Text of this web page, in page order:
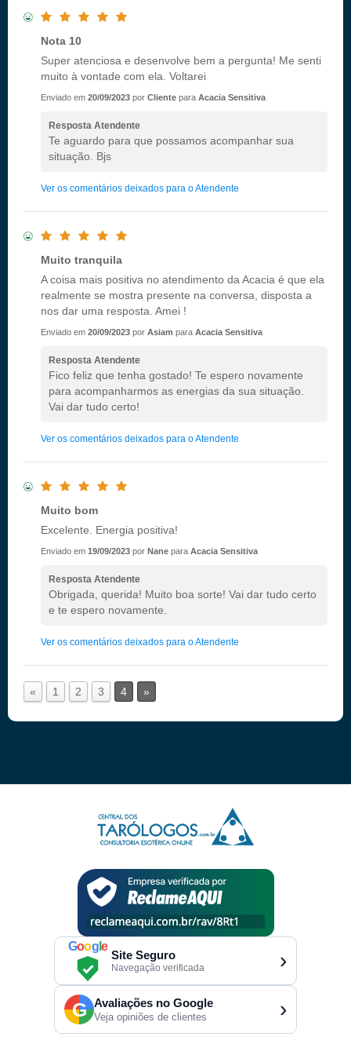
Nota 10
Super atenciosa e desenvolve bem a pergunta! Me senti
muito à vontade com ela. Voltarei
Enviado em 20/09/2023 por Cliente para Acacia Sensitiva
Resposta Atendente
Te aguardo para que possamos acompanhar sua
situação. Bjs
Ver os comentários deixados para o Atendente
Muito tranquila
A coisa mais positiva no atendimento da Acacia é que ela
realmente se mostra presente na conversa, disposta a
nos dar uma resposta. Amei !
Enviado em 20/09/2023 por Asiam para Acacia Sensitiva
Resposta Atendente
Fico feliz que tenha gostado! Te espero novamente
para acompanharmos as energias da sua situação.
Vai dar tudo certo!
Ver os comentários deixados para o Atendente
Muito bom
Excelente. Energia positiva!
Enviado em 19/09/2023 por Nane para Acacia Sensitiva
Resposta Atendente
Obrigada, querida! Muito boa sorte! Vai dar tudo certo
e te espero novamente.
Ver os comentários deixados para o Atendente
« 1 2 3 4 »
Google
Site Seguro
Navegação verificada ›
G Avaliações no Google
Veja opiniões de clientes ›